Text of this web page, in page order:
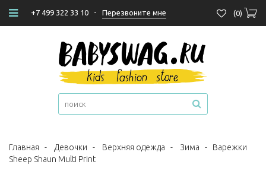
+7 499 322 33 10 - Перезвоните мне (0)
Главная - Девочки - Верхняя одежда - Зима - Варежки
Sheep Shaun Multi Print